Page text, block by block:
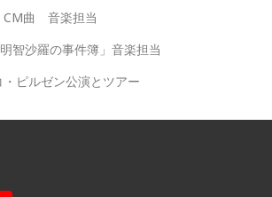
CM曲 音楽担当
智沙羅の事件簿」音楽担当
ピルゼン公演とツアー